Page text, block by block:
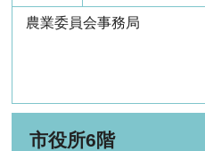
農業委員会事務局
市役所6階